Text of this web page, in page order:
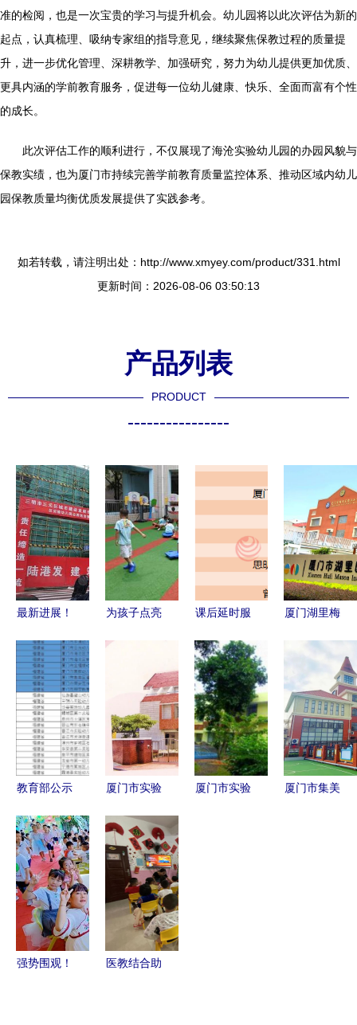
准的检阅，也是一次宝贵的学习与提升机会。幼儿园将以此次评估为新的
起点，认真梳理、吸纳专家组的指导意见，继续聚焦保教过程的质量提
升，进一步优化管理、深耕教学、加强研究，努力为幼儿提供更加优质、
更具内涵的学前教育服务，促进每一位幼儿健康、快乐、全面而富有个性
的成长。
此次评估工作的顺利进行，不仅展现了海沧实验幼儿园的办园风貌与
保教实绩，也为厦门市持续完善学前教育质量监控体系、推动区域内幼儿
园保教质量均衡优质发展提供了实践参考。
如若转载，请注明出处：http://www.xmyey.com/product/331.html
更新时间：2026-08-06 03:50:13
产品列表
PRODUCT
----------------
最新进展！
儿园主体结
构正式封顶
为孩子点亮
沧实验幼儿
园与厦门市
实验幼儿园
共育成长记
课后延时服
台 厦门市
228所小学
幼儿园全面
启动（附名
单）
厦门湖里梅
厦门市实验
幼儿园全方
位解析
教育部公示
厦门九校脱
颖而出
厦门市实验
建省示范性
幼儿园的教
育典范
厦门市实验
厦门市集美
强势围观！
医教结合助